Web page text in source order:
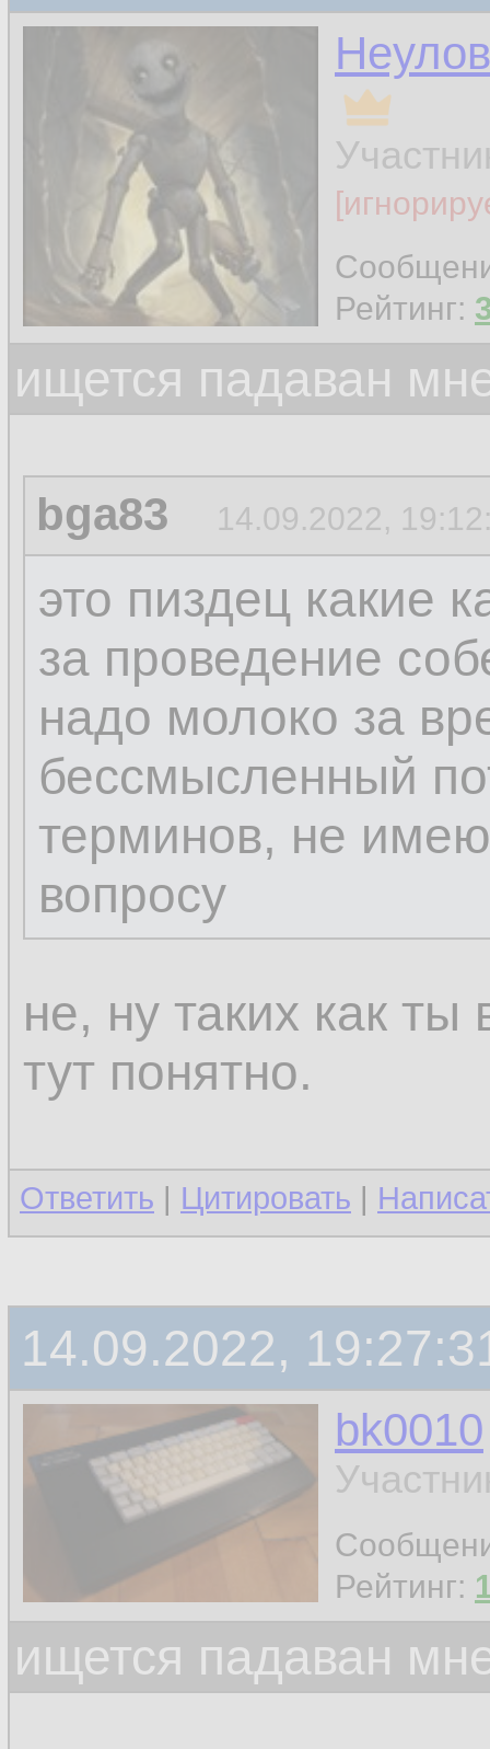
Рейтинг:
ищется падаван
bga83 14.09.2022,
это пиздец какие
за проведение
надо молоко за
бессмысленный
терминов, не
вопросу
не, ну таких как
тут понятно.
Ответить | Цитировать |
14.09.2022,
bk0010
Рейтинг:
ищется падаван